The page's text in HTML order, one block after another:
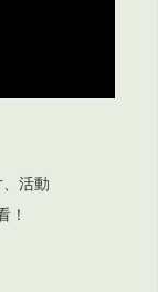
活動
！